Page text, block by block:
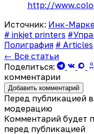
http://
Источник: Инк-
# inkjet printers
Полиграфия # Articles
← Все статьи
Поделиться:
комментарии
Добавить комментарий
Перед публикацией
модерацию
Комментарий будет
перед публикацией